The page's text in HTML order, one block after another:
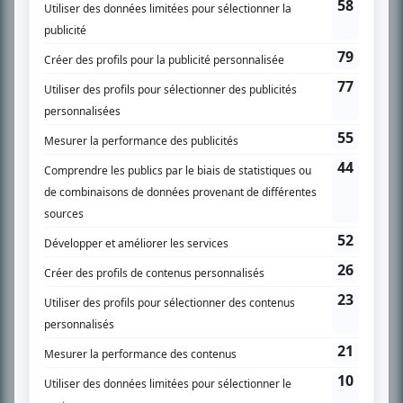
Chroniqueur télé du journal Le Soleil depuis 2001, Richard Therrien carbure à
son petit écran. Celui qu’on surnomme parfois «l’encyclopédie de la
spécialité: la télé québécoise. On peut l’entendre régulièrement commenter
En savoir plus »
SUR LE RÉSEAU BIZZ MÉDIA
PLAN DU SITE
Accueil
Liste des comédiens
Recherche avancée